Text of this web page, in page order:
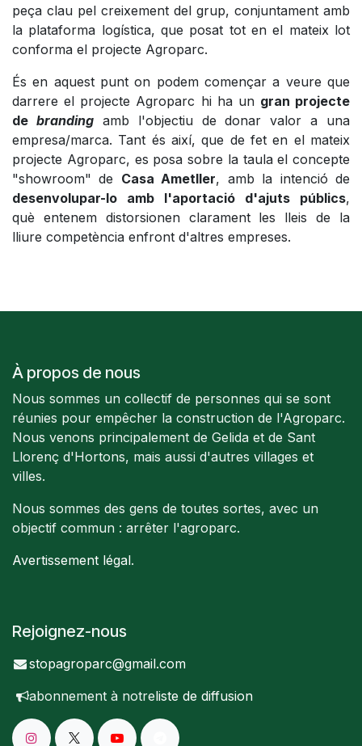
peça clau pel creixement del grup, conjuntament amb
la plataforma logística, que posat tot en el mateix lot
conforma el projecte Agroparc.
És en aquest punt on podem començar a veure que
darrere el projecte Agroparc hi ha un gran projecte
de brandingamb l'objectiu de donar valor a una
empresa/marca. Tant és així, que de fet en el mateix
projecte Agroparc, es posa sobre la taula el concepte
"showroom" de Casa Ametller, amb la intenció de
desenvolupar-lo amb l'aportació d'ajuts públics,
què entenem distorsionen clarament les lleis de la
lliure competència enfront d'altres empreses.
À propos de nous
Nous sommes un collectif de personnes qui se sont
réunies pour empêcher la construction de l'Agroparc.
Nous venons principalement de Gelida et de Sant
Llorenç d'Hortons, mais aussi d'autres villages et
villes.
Nous sommes des gens de toutes sortes, avec un
objectif commun : arrêter l'agroparc.
Avertissement légal.
Rejoignez-nous
stopagroparc@gmail.com
abonnement à notreliste de diffusion